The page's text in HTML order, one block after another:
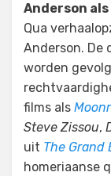
Anderson
Qua
Anderson. De
worden
films als
Steve Zissou,
uit The Grand
homeriaanse